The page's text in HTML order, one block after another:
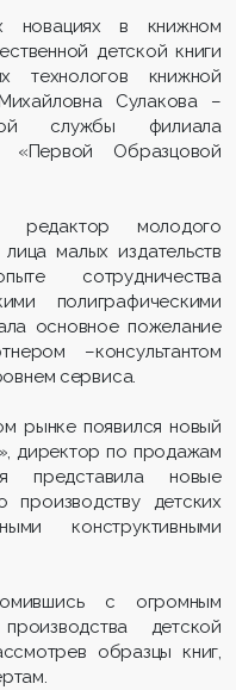
новациях в книжном
детской книги
технологов книжной
Сулакова –
службы филиала
«Первой Образцовой
редактор молодого
малых издательств
сотрудничества
полиграфическими
основное пожелание
–консультантом
сервиса.
рынке появился новый
директор по продажам
представила новые
производству детских
конструктивными
с огромным
детской
образцы книг,